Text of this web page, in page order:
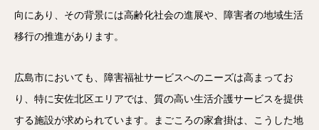
向にあり、その背景には高齢化社会の進展や、障害者の地域生活
移行の推進があります。
広島市においても、障害福祉サービスへのニーズは高まってお
り、特に安佐北区エリアでは、質の高い生活介護サービスを提供
する施設が求められています。まごころの家倉掛は、こうした地